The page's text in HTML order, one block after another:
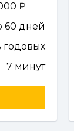
60 дней
годовых
7 минут